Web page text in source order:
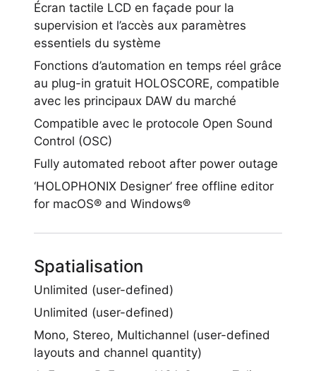
Écran tactile LCD en façade pour la
supervision et l’accès aux paramètres
essentiels du système
Fonctions d’automation en temps réel grâce
au plug-in gratuit HOLOSCORE, compatible
avec les principaux DAW du marché
Compatible avec le protocole Open Sound
Control (OSC)
Fully automated reboot after power outage
‘HOLOPHONIX Designer’ free offline editor
for macOS® and Windows®
Spatialisation
Unlimited (user-defined)
Unlimited (user-defined)
Mono, Stereo, Multichannel (user-defined
layouts and channel quantity)